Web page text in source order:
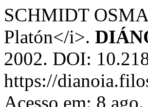
SCHMIDT
Platón</i>.
2002. DOI:
https://
Acesso em: 8